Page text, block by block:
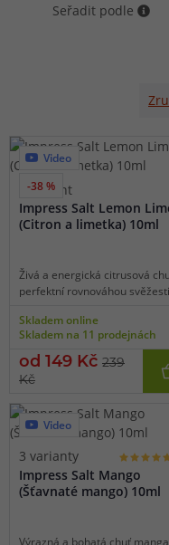
Seřadit podle
Video
-38 %
5 variant
Impress Salt Lemon
(Citron a limetka) 10ml
Živá a energická citrusová
perfektní rovnováhou
Skladem online
Skladem na 11 prodejnách
od 149 Kč 239
Kč
Video
3 varianty
Impress Salt Mango
(Šťavnaté mango) 10ml
Výrazná a bohatá chuť